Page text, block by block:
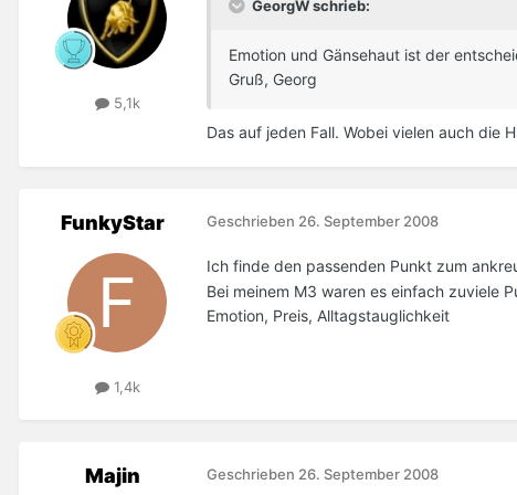
5,1k
GeorgW schrieb:
Emotion und Gänsehaut ist der
Gruß, Georg
Das auf jeden Fall. Wobei vielen auch die
FunkyStar
1,4k
Geschrieben 26. September 2008
Ich finde den passenden Punkt zum
Bei meinem M3 waren es einfach zuviele
Emotion, Preis, Alltagstauglichkeit
Majin Geschrieben 26. September 2008